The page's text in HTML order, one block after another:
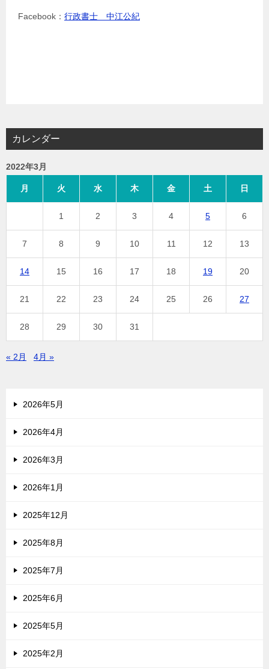
Facebook： 行政書士 中江公紀
カレンダー
2022年3月
月 火 水 木 金 土 日
1 2 3 4 5 6
7 8 9 10 11 12 13
14 15 16 17 18 19 20
21 22 23 24 25 26 27
28 29 30 31
« 2月 4月 »
2026年5月
2026年4月
2026年3月
2026年1月
2025年12月
2025年8月
2025年7月
2025年6月
2025年5月
2025年2月